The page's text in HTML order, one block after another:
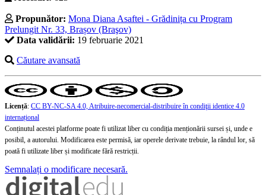
Propunător: Mona Diana Asaftei - Grădinița cu Program
Prelungit Nr. 33, Brașov (Braşov)
Data validării: 19 februarie 2021
Căutare avansată
Licență: CC BY-NC-SA 4.0, Atribuire-necomercial-distribuire în condiţii identice 4.0
internațional
Conținutul acestei platforme poate fi utilizat liber cu condiția menționării sursei și, unde e
posibil, a autorului. Modificarea este permisă, iar operele derivate trebuie, la rândul lor, să
poată fi utilizate liber și modificate fără restricții.
Semnalați o modificare necesară.